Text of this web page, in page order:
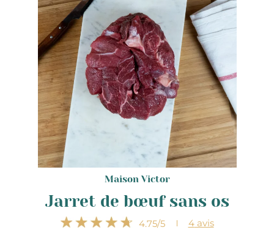
Maison Victor
Jarret de bœuf sans os
4.75/5 4avis